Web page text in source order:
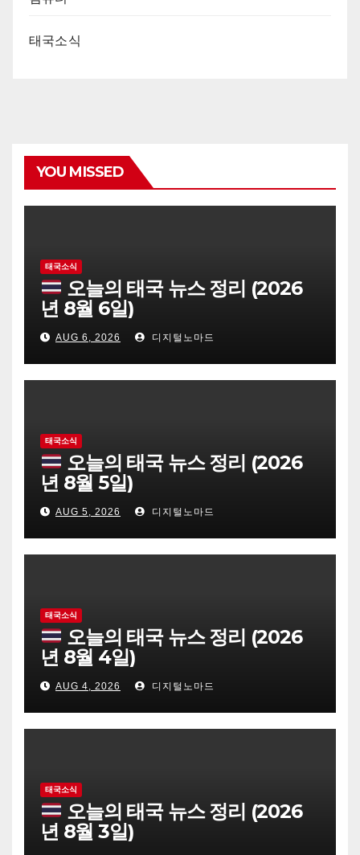
태국소식
YOU MISSED
태국소식
오늘의 태국 뉴스 정리 (2026
년 8월 6일)
AUG 6, 2026 디지털노마드
태국소식
오늘의 태국 뉴스 정리 (2026
년 8월 5일)
AUG 5, 2026 디지털노마드
태국소식
오늘의 태국 뉴스 정리 (2026
년 8월 4일)
AUG 4, 2026 디지털노마드
태국소식
오늘의 태국 뉴스 정리 (2026
년 8월 3일)